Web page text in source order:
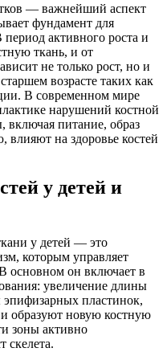
— важнейший аспект
фундамент для
активного роста и
ткань, и от
не только рост, но и
возрасте таких как
В современном мире
нарушений костной
включая питание, образ
на здоровье костей
у детей и
у детей — это
которым управляет
основном он включает в
увеличение длины
эпифизарных пластинок,
и образуют новую костную
зоны активно
скелета.